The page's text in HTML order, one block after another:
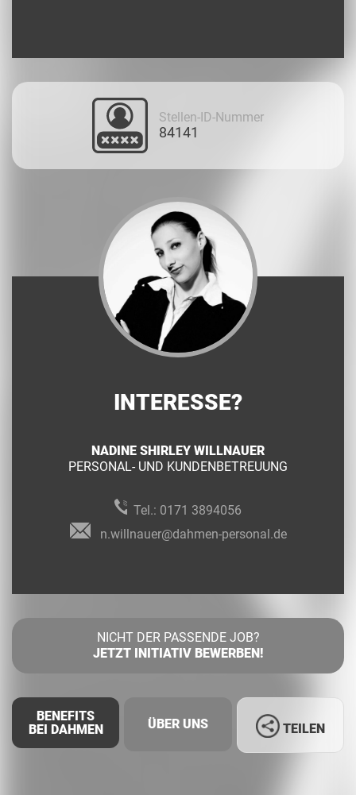
Stellen-ID-Nummer
84141
INTERESSE?
NADINE SHIRLEY WILLNAUER
PERSONAL- UND KUNDENBETREUUNG
Tel.: 0171 3894056
n.willnauer@dahmen-personal.de
NICHT DER PASSENDE JOB?
JETZT INITIATIV BEWERBEN!
BENEFITS
BEI DAHMEN
ÜBER UNS TEILEN